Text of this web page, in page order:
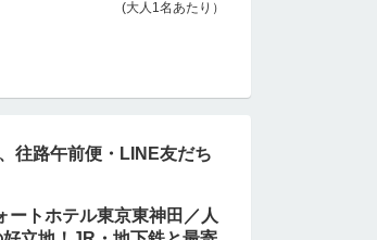
(大人1名あたり）
往路午前便・LINE友だち
ートホテル東京東神田／人